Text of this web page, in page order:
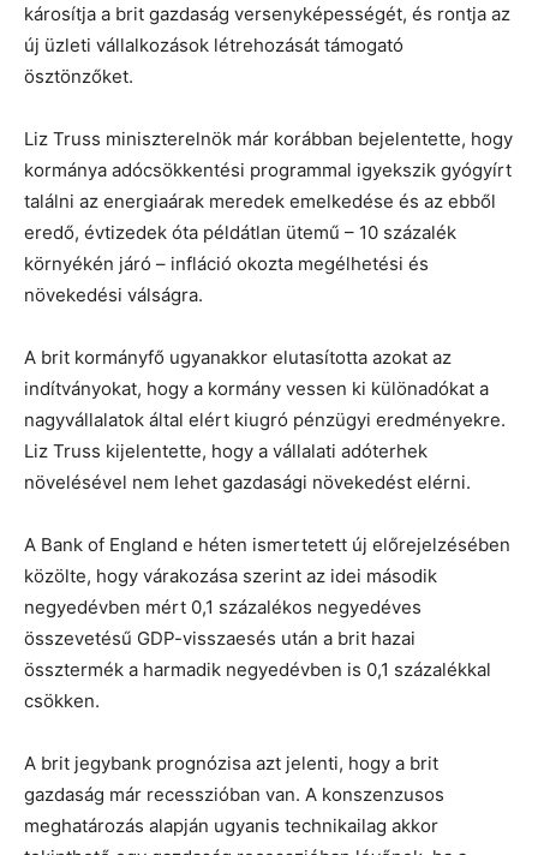
károsítja a brit gazdaság versenyképességét, és rontja az
új üzleti vállalkozások létrehozását támogató
ösztönzőket.
Liz Truss miniszterelnök már korábban bejelentette, hogy
kormánya adócsökkentési programmal igyekszik gyógyírt
találni az energiaárak meredek emelkedése és az ebből
eredő, évtizedek óta példátlan ütemű – 10 százalék
környékén járó – infláció okozta megélhetési és
növekedési válságra.
A brit kormányfő ugyanakkor elutasította azokat az
indítványokat, hogy a kormány vessen ki különadókat a
nagyvállalatok által elért kiugró pénzügyi eredményekre.
Liz Truss kijelentette, hogy a vállalati adóterhek
növelésével nem lehet gazdasági növekedést elérni.
A Bank of England e héten ismertetett új előrejelzésében
közölte, hogy várakozása szerint az idei második
negyedévben mért 0,1 százalékos negyedéves
összevetésű GDP-visszaesés után a brit hazai
össztermék a harmadik negyedévben is 0,1 százalékkal
csökken.
A brit jegybank prognózisa azt jelenti, hogy a brit
gazdaság már recesszióban van. A konszenzusos
meghatározás alapján ugyanis technikailag akkor